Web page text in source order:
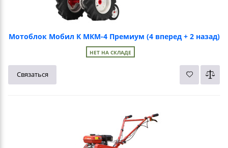
Мотоблок Мобил К МКМ-4 Премиум (4 вперед + 2 назад)
НЕТ НА СКЛАДЕ
Связаться